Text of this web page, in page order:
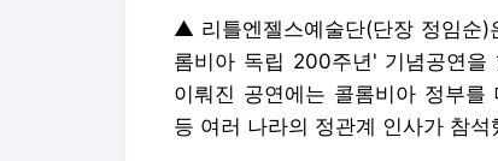
▲ 리틀엔젤스예술단(단장 정임순
롬비아 독립 200주년' 기념공연
이뤄진 공연에는 콜롬비아 정부
등 여러 나라의 정관계 인사가 참